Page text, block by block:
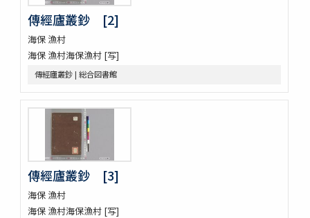
三國佛法傳通縁起 3巻
列子鬳齋口義 2巻
をみなへし 3巻
鴨長明方丈記之抄
楊子雲集 3巻坿傳1巻
長恨歌 1巻坿傳1巻琵琶行1巻野馬臺詩1巻
一宮巡詣記抜粹 2巻 (存1巻)
花街漫録 2巻
北女閭起原 3巻
日蓮聖人註画畫讃 5巻
をりをりくさ 4巻
増補洞房語園 2巻
高尾考
傳經廬叢鈔 [2]
海保 漁村
海保 漁村海保漁村 [写]
傳經廬叢鈔 | 総合図書館
傳經廬叢鈔 [3]
海保 漁村
海保 漁村海保漁村 [写]